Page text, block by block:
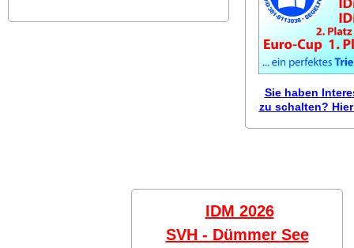
Sie haben
zu schalten?
IDM 2026
SVH - Dümmer See